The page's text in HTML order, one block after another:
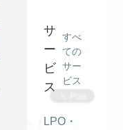
サ
ー
ビ
ス
すべ
ての
サー
ビス
LPO・
日：
ンをまたいだ